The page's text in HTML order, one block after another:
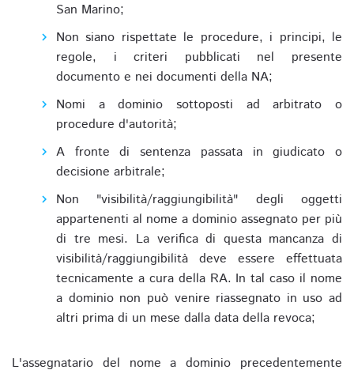
San Marino;
Non siano rispettate le procedure, i principi, le
regole, i criteri pubblicati nel presente
documento e nei documenti della NA;
Nomi a dominio sottoposti ad arbitrato o
procedure d'autorità;
A fronte di sentenza passata in giudicato o
decisione arbitrale;
Non "visibilità/raggiungibilità" degli oggetti
appartenenti al nome a dominio assegnato per più
di tre mesi. La verifica di questa mancanza di
visibilità/raggiungibilità deve essere effettuata
tecnicamente a cura della RA. In tal caso il nome
a dominio non può venire riassegnato in uso ad
altri prima di un mese dalla data della revoca;
L'assegnatario del nome a dominio precedentemente